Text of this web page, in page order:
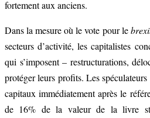
fortement aux anciens.
Dans la mesure où le vote pour le
secteurs d’activité, les capitalistes
qui s’imposent – restructurations,
protéger leurs profits. Les
capitaux immédiatement après le
de 16% de la valeur de la livre